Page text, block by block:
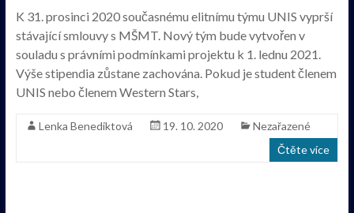
K 31. prosinci 2020 současnému elitnímu týmu UNIS vyprší
stávající smlouvy s MŠMT. Nový tým bude vytvořen v
souladu s právními podmínkami projektu k 1. lednu 2021.
Výše stipendia zůstane zachována. Pokud je student členem
UNIS nebo členem Western Stars,
Lenka Benediktová 19. 10. 2020
Nezařazené
Čtěte více